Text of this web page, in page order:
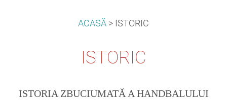
ACASĂ > ISTORIC
ISTORIC
ISTORIA ZBUCIUMATĂ A HANDBALULUI